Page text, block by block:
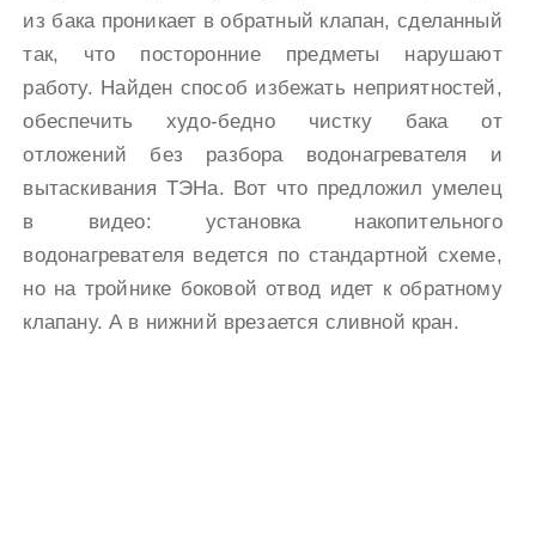
из бака проникает в обратный клапан, сделанный
так, что посторонние предметы нарушают
работу. Найден способ избежать неприятностей,
обеспечить худо-бедно чистку бака от
отложений без разбора водонагревателя и
вытаскивания ТЭНа. Вот что предложил умелец
в видео: установка накопительного
водонагревателя ведется по стандартной схеме,
но на тройнике боковой отвод идет к обратному
клапану. А в нижний врезается сливной кран.